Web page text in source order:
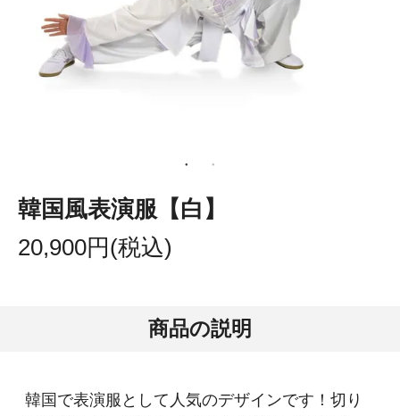
韓国風表演服【白】
20,900円(税込)
商品の説明
韓国で表演服として人気のデザインです！切り